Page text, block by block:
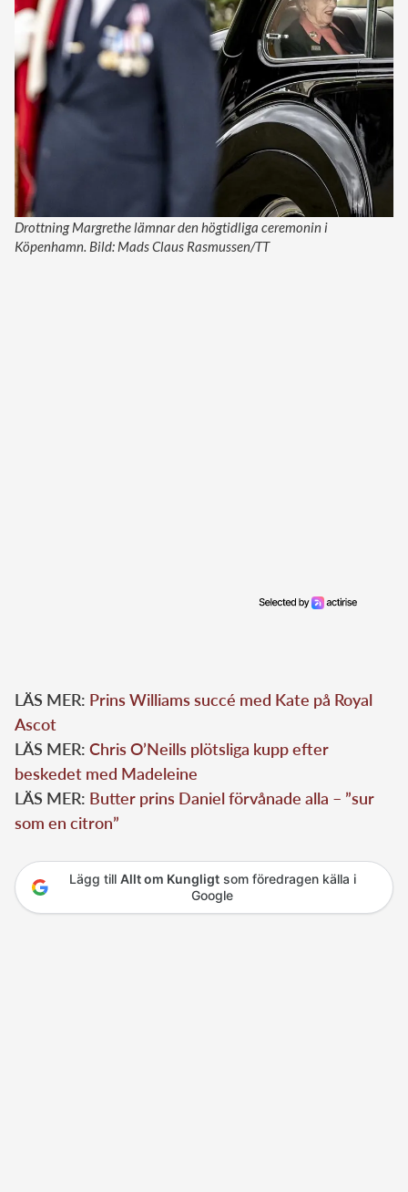
Drottning Margrethe lämnar den högtidliga ceremonin i
Köpenhamn. Bild: Mads Claus Rasmussen/TT
LÄS MER: Prins Williams succé med Kate på Royal
Ascot
LÄS MER: Chris O’Neills plötsliga kupp efter
beskedet med Madeleine
LÄS MER: Butter prins Daniel förvånade alla – ”sur
som en citron”
Lägg till Allt om Kungligtsom föredragen källa i
Google